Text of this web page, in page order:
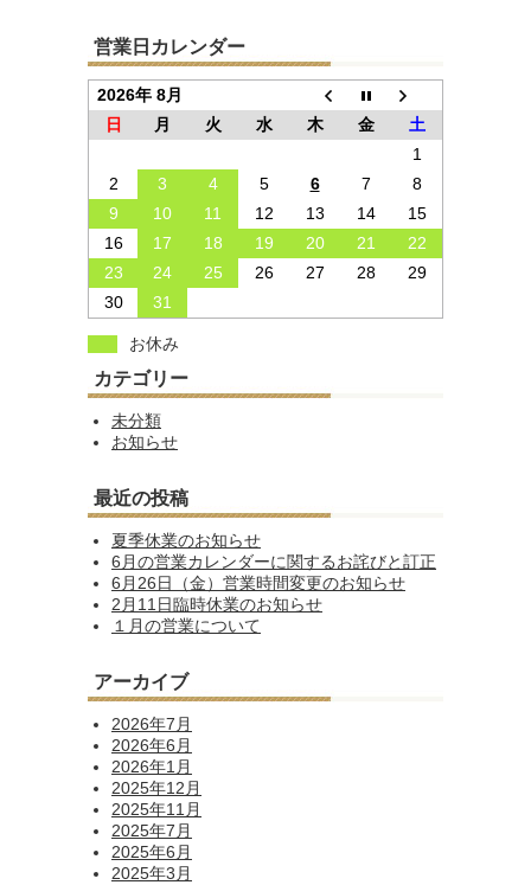
営業日カレンダー
2026年 8月
日
月 火 水 木 金
土
1
2
3 4 5 6 7
8
9
10 11 12 13 14
15
16
17 18 19 20 21
22
23
24 25 26 27 28
29
30
31
お休み
カテゴリー
未分類
お知らせ
最近の投稿
夏季休業のお知らせ
6月の営業カレンダーに関するお詫びと訂正
6月26日（金）営業時間変更のお知らせ
2月11日臨時休業のお知らせ
１月の営業について
アーカイブ
2026年7月
2026年6月
2026年1月
2025年12月
2025年11月
2025年7月
2025年6月
2025年3月